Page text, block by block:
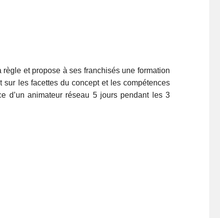
et propose à ses franchisés une formation
les facettes du concept et les compétences
d’un animateur réseau 5 jours pendant les 3